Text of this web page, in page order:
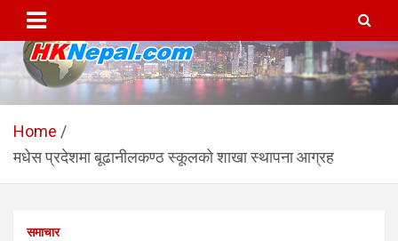
content
HKNepal.com – हङकङबाट
सञ्चालित पहिलो नेपाली अनलाईन
पत्रिका
hknepal, hknepal.com, hk nepal, hk nepal com
Home
मधेस प्रदेशमा बूढानीलकण्ठ स्कूलको शाखा स्थापना आग्रह
समाचार